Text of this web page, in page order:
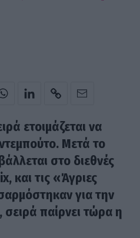
ετοιμάζεται να
Μετά το
στο διεθνές
, και τις «Άγριες
για την
παίρνει τώρα η